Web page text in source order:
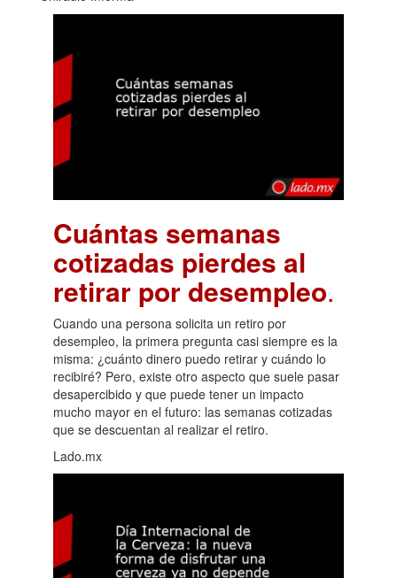
Cuántas semanas
cotizadas pierdes al
retirar por desempleo.
Cuando una persona solicita un retiro por
desempleo, la primera pregunta casi siempre es la
misma: ¿cuánto dinero puedo retirar y cuándo lo
recibiré? Pero, existe otro aspecto que suele pasar
desapercibido y que puede tener un impacto
mucho mayor en el futuro: las semanas cotizadas
que se descuentan al realizar el retiro.
Lado.mx